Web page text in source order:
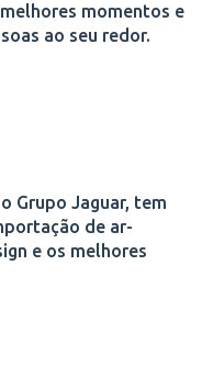
momentos e
ao seu redor.
Grupo Jaguar, tem
de ar-
e os melhores